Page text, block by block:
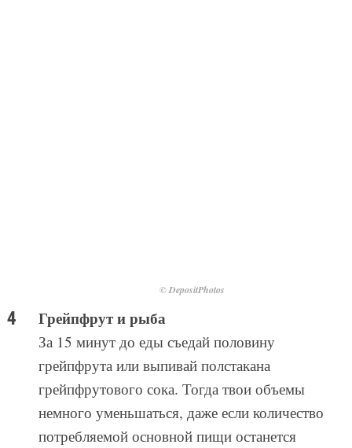
© DepositPhotos
Грейпфрут и рыба
За 15 минут до еды съедай половину
грейпфрута или выпивай полстакана
грейпфрутового сока. Тогда твои объемы
немного уменьшаться, даже если количество
потребляемой основной пищи останется